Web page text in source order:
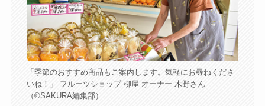
「季節のおすすめ商品もご案内します。気軽にお尋ねくださ
いね！」 フルーツショップ 柳屋 オーナー 木野さん
（©️SAKURA編集部）